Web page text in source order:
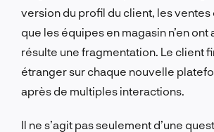
version du profil du client, les ventes
que les équipes en magasin n’en ont
résulte une fragmentation. Le client
étranger sur chaque nouvelle
après de multiples interactions.
Il ne s’agit pas seulement d’une